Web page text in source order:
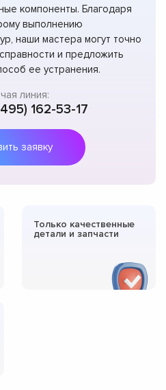
компоненты. Благодаря
выполнению
наши мастера могут точно
и предложить
ее устранения.
линия:
162-53-17
Оставить заявку
Только качественные
детали и запчасти